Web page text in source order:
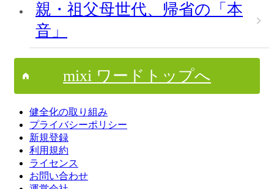
親・祖父母世代、帰省の「本
音」
mixi ワードトップへ
健全化の取り組み
プライバシーポリシー
新規登録
利用規約
ライセンス
お問い合わせ